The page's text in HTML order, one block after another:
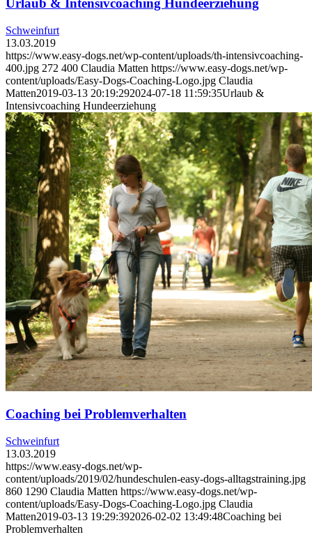
Urlaub & Intensivcoaching Hundeerziehung
Schweinfurt
13.03.2019
https://www.easy-dogs.net/wp-content/uploads/th-intensivcoaching-
400.jpg 272 400 Claudia Matten https://www.easy-dogs.net/wp-
content/uploads/Easy-Dogs-Coaching-Logo.jpg Claudia
Matten2019-03-13 20:19:292024-07-18 11:59:35Urlaub &
Intensivcoaching Hundeerziehung
Coaching bei Problemverhalten
Schweinfurt
13.03.2019
https://www.easy-dogs.net/wp-
content/uploads/2019/02/hundeschulen-easy-dogs-alltagstraining.jpg
860 1290 Claudia Matten https://www.easy-dogs.net/wp-
content/uploads/Easy-Dogs-Coaching-Logo.jpg Claudia
Matten2019-03-13 19:29:392026-02-02 13:49:48Coaching bei
Problemverhalten